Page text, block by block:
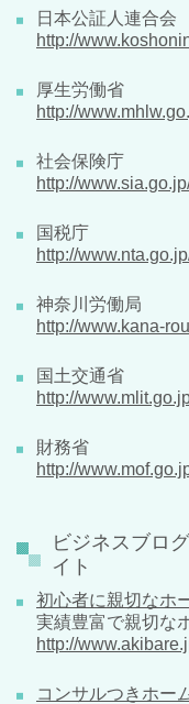
日本公証人連合会
http://
厚生労働省
http://
社会保険庁
http://
国税庁
http://
神奈川労働局
http://www.kana-
国土交通省
http://
財務省
http://
ビジネスブロ
イト
初心者に親切なホ
実績豊富で親切な
http://
コンサルつきホー